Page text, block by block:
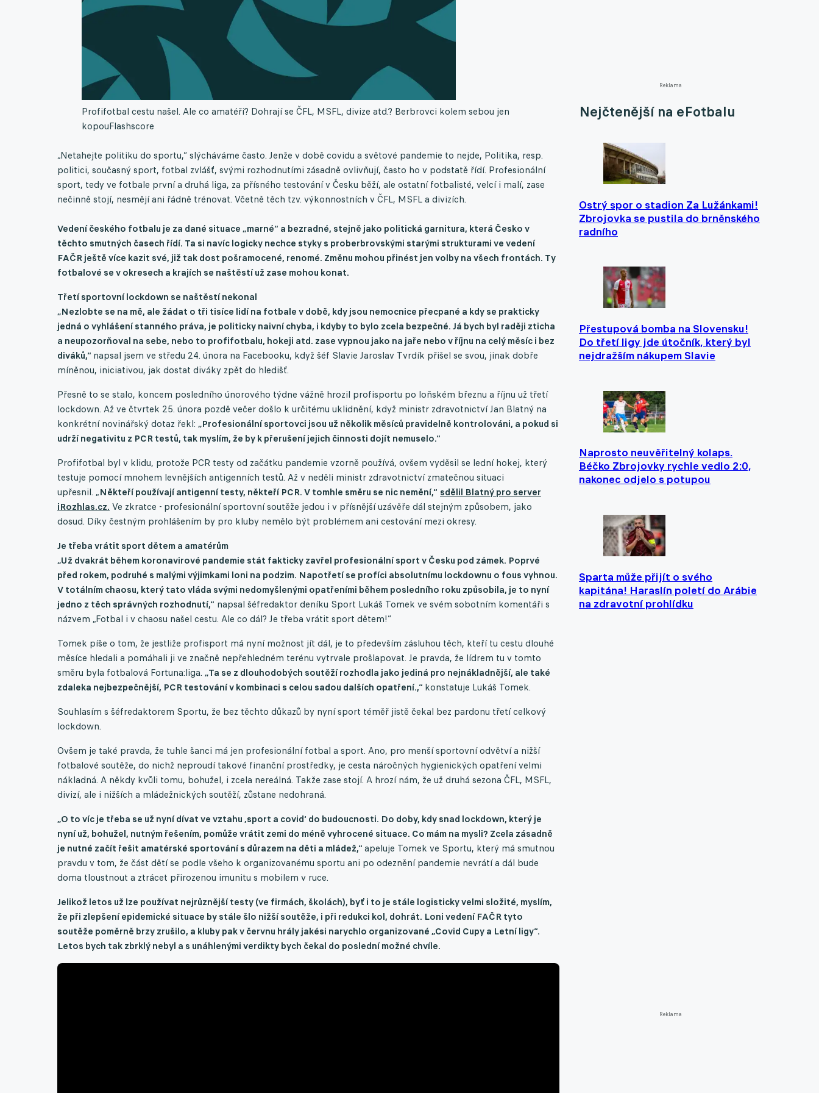
Reklama
Nejčtenější na eFotbalu
Ostrý spor o stadion Za Lužánkami!
Zbrojovka se pustila do brněnského
radního
Přestupová bomba na Slovensku!
Do třetí ligy jde útočník, který byl
nejdražším nákupem Slavie
Naprosto neuvěřitelný kolaps.
Béčko Zbrojovky rychle vedlo 2:0,
nakonec odjelo s potupou
Sparta může přijít o svého
kapitána! Haraslín poletí do Arábie
na zdravotní prohlídku
Reklama
Profifotbal cestu našel. Ale co amatéři? Dohrají se ČFL, MSFL, divize atd.? Berbrovci kolem sebou jen
kopouFlashscore
„Netahejte politiku do sportu,“ slýcháváme často. Jenže v době covidu a světové pandemie to nejde, Politika, resp.
politici, současný sport, fotbal zvlášť, svými rozhodnutími zásadně ovlivňují, často ho v podstatě řídí. Profesionální
sport, tedy ve fotbale první a druhá liga, za přísného testování v Česku běží, ale ostatní fotbalisté, velcí i malí, zase
nečinně stojí, nesmějí ani řádně trénovat. Včetně těch tzv. výkonnostních v ČFL, MSFL a divizích.
Vedení českého fotbalu je za dané situace „marné“ a bezradné, stejně jako politická garnitura, která Česko v
těchto smutných časech řídí. Ta si navíc logicky nechce styky s proberbrovskými starými strukturami ve vedení
FAČR ještě více kazit své, již tak dost pošramocené, renomé. Změnu mohou přinést jen volby na všech frontách. Ty
fotbalové se v okresech a krajích se naštěstí už zase mohou konat.
Třetí sportovní lockdown se naštěstí nekonal
„Nezlobte se na mě, ale žádat o tři tisíce lidí na fotbale v době, kdy jsou nemocnice přecpané a kdy se prakticky
jedná o vyhlášení stanného práva, je politicky naivní chyba, i kdyby to bylo zcela bezpečné. Já bych byl raději zticha
a neupozorňoval na sebe, nebo to profifotbalu, hokeji atd. zase vypnou jako na jaře nebo v říjnu na celý měsíc i bez
diváků,“ napsal jsem ve středu 24. února na Facebooku, když šéf Slavie Jaroslav Tvrdík přišel se svou, jinak dobře
míněnou, iniciativou, jak dostat diváky zpět do hledišť.
Přesně to se stalo, koncem posledního únorového týdne vážně hrozil profisportu po loňském březnu a říjnu už třetí
lockdown. Až ve čtvrtek 25. února pozdě večer došlo k určitému uklidnění, když ministr zdravotnictví Jan Blatný na
konkrétní novinářský dotaz řekl: „Profesionální sportovci jsou už několik měsíců pravidelně kontrolováni, a pokud si
udrží negativitu z PCR testů, tak myslím, že by k přerušení jejich činnosti dojít nemuselo.“
Profifotbal byl v klidu, protože PCR testy od začátku pandemie vzorně používá, ovšem vyděsil se lední hokej, který
testuje pomocí mnohem levnějších antigenních testů. Až v neděli ministr zdravotnictví zmatečnou situaci
upřesnil. „Někteří používají antigenní testy, někteří PCR. V tomhle směru se nic nemění,“ sdělil Blatný pro server
iRozhlas.cz. Ve zkratce - profesionální sportovní soutěže jedou i v přísnější uzávěře dál stejným způsobem, jako
dosud. Díky čestným prohlášením by pro kluby nemělo být problémem ani cestování mezi okresy.
Je třeba vrátit sport dětem a amatérům
„Už dvakrát během koronavirové pandemie stát fakticky zavřel profesionální sport v Česku pod zámek. Poprvé
před rokem, podruhé s malými výjimkami loni na podzim. Napotřetí se profíci absolutnímu lockdownu o fous vyhnou.
V totálním chaosu, který tato vláda svými nedomyšlenými opatřeními během posledního roku způsobila, je to nyní
jedno z těch správných rozhodnutí,“ napsal šéfredaktor deníku Sport Lukáš Tomek ve svém sobotním komentáři s
názvem „Fotbal i v chaosu našel cestu. Ale co dál? Je třeba vrátit sport dětem!“
Tomek píše o tom, že jestliže profisport má nyní možnost jít dál, je to především zásluhou těch, kteří tu cestu dlouhé
měsíce hledali a pomáhali ji ve značně nepřehledném terénu vytrvale prošlapovat. Je pravda, že lídrem tu v tomto
směru byla fotbalová Fortuna:liga. „Ta se z dlouhodobých soutěží rozhodla jako jediná pro nejnákladnější, ale také
zdaleka nejbezpečnější, PCR testování v kombinaci s celou sadou dalších opatření.,“ konstatuje Lukáš Tomek.
Souhlasím s šéfredaktorem Sportu, že bez těchto důkazů by nyní sport téměř jistě čekal bez pardonu třetí celkový
lockdown.
Ovšem je také pravda, že tuhle šanci má jen profesionální fotbal a sport. Ano, pro menší sportovní odvětví a nižší
fotbalové soutěže, do nichž neproudí takové finanční prostředky, je cesta náročných hygienických opatření velmi
nákladná. A někdy kvůli tomu, bohužel, i zcela nereálná. Takže zase stojí. A hrozí nám, že už druhá sezona ČFL, MSFL,
divizí, ale i nižších a mládežnických soutěží, zůstane nedohraná.
„O to víc je třeba se už nyní dívat ve vztahu ‚sport a covid‘ do budoucnosti. Do doby, kdy snad lockdown, který je
nyní už, bohužel, nutným řešením, pomůže vrátit zemi do méně vyhrocené situace. Co mám na mysli? Zcela zásadně
je nutné začít řešit amatérské sportování s důrazem na děti a mládež,“ apeluje Tomek ve Sportu, který má smutnou
pravdu v tom, že část dětí se podle všeho k organizovanému sportu ani po odeznění pandemie nevrátí a dál bude
doma tloustnout a ztrácet přirozenou imunitu s mobilem v ruce.
Jelikož letos už lze používat nejrůznější testy (ve firmách, školách), byť i to je stále logisticky velmi složité, myslím,
že při zlepšení epidemické situace by stále šlo nižší soutěže, i při redukci kol, dohrát. Loni vedení FAČR tyto
soutěže poměrně brzy zrušilo, a kluby pak v červnu hrály jakési narychlo organizované „Covid Cupy a Letní ligy“.
Letos bych tak zbrklý nebyl a s unáhlenými verdikty bych čekal do poslední možné chvíle.